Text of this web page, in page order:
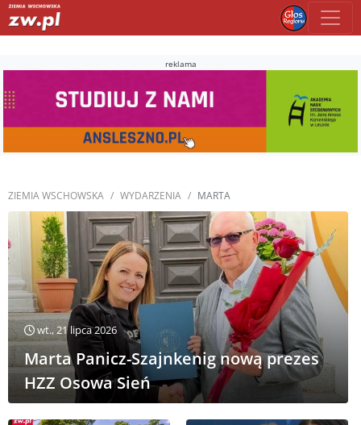
reklama
ZIEMIA WSCHOWSKA WYDARZENIA MARTA
wt., 21 lipca 2026
Marta Panicz-Szajnkenig nową prezes
HZZ Osowa Sień